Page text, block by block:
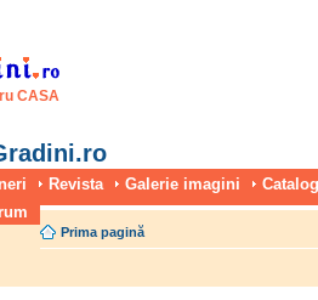
CASA
Revista Galerie imagini
Prima pagină